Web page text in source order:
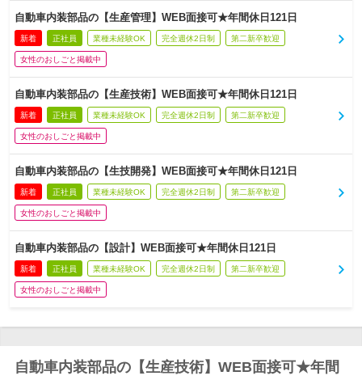
自動車内装部品の【生産管理】WEB面接可★年間休日121日
新着 正社員 業種未経験OK 完全週休2日制 第二新卒歓迎
女性のおしごと掲載中
自動車内装部品の【生産技術】WEB面接可★年間休日121日
新着 正社員 業種未経験OK 完全週休2日制 第二新卒歓迎
女性のおしごと掲載中
自動車内装部品の【生技開発】WEB面接可★年間休日121日
新着 正社員 業種未経験OK 完全週休2日制 第二新卒歓迎
女性のおしごと掲載中
自動車内装部品の【設計】WEB面接可★年間休日121日
新着 正社員 業種未経験OK 完全週休2日制 第二新卒歓迎
女性のおしごと掲載中
自動車内装部品の【生産技術】WEB面接可★年間